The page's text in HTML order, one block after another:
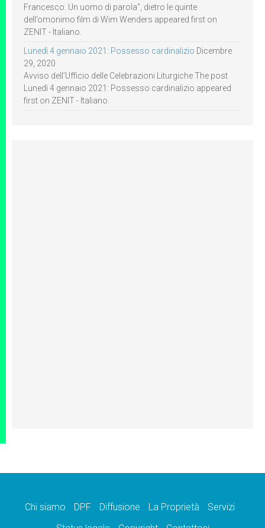
Francesco. Un uomo di parola”, dietro le quinte
dell’omonimo film di Wim Wenders appeared first on
ZENIT - Italiano.
Lunedì 4 gennaio 2021: Possesso cardinalizio Dicembre
29, 2020
Avviso dell’Ufficio delle Celebrazioni Liturgiche The post
Lunedì 4 gennaio 2021: Possesso cardinalizio appeared
first on ZENIT - Italiano.
Chi siamo DPF Diffusione La Proprietà
Servizi